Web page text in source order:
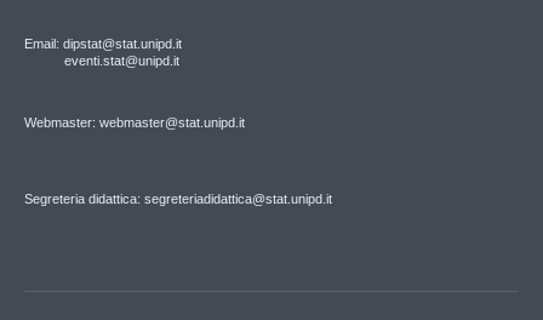
Email: dipstat@stat.unipd.it
eventi.stat@unipd.it
Webmaster: webmaster@stat.unipd.it
Segreteria didattica: segreteriadidattica@stat.unipd.it